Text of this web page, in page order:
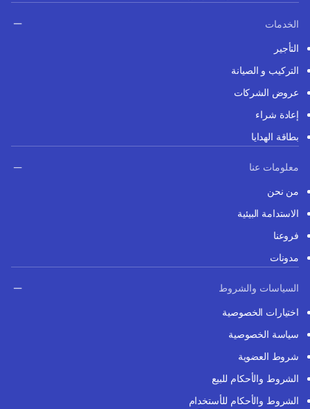
الخدمات
التأجير
التركيب و الصيانة
عروض الشركات
إعادة شراء
بطاقة الهدايا
معلومات عنا
من نحن
الاستدامة البيئية
فروعنا
مدونات
السياسات والشروط
اختيارات الخصوصية
سياسة الخصوصية
شروط العضوية
الشروط والأحكام للبيع
الشروط والأحكام للأستخدام